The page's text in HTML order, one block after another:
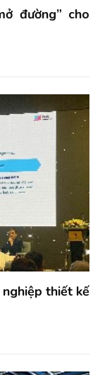
đường” cho
thiết kế